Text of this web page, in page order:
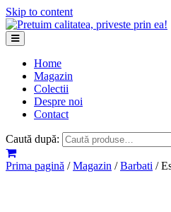
Skip to content
Home
Magazin
Colectii
Despre noi
Contact
Caută după:
Prima pagină /Magazin /Barbati /